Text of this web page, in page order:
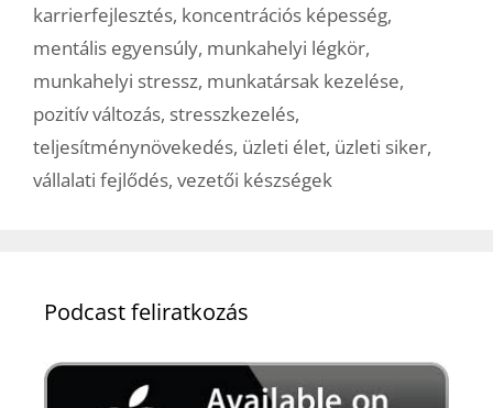
karrierfejlesztés, koncentrációs képesség,
mentális egyensúly, munkahelyi légkör,
munkahelyi stressz, munkatársak kezelése,
pozitív változás, stresszkezelés,
teljesítménynövekedés, üzleti élet, üzleti siker,
vállalati fejlődés, vezetői készségek
Podcast feliratkozás